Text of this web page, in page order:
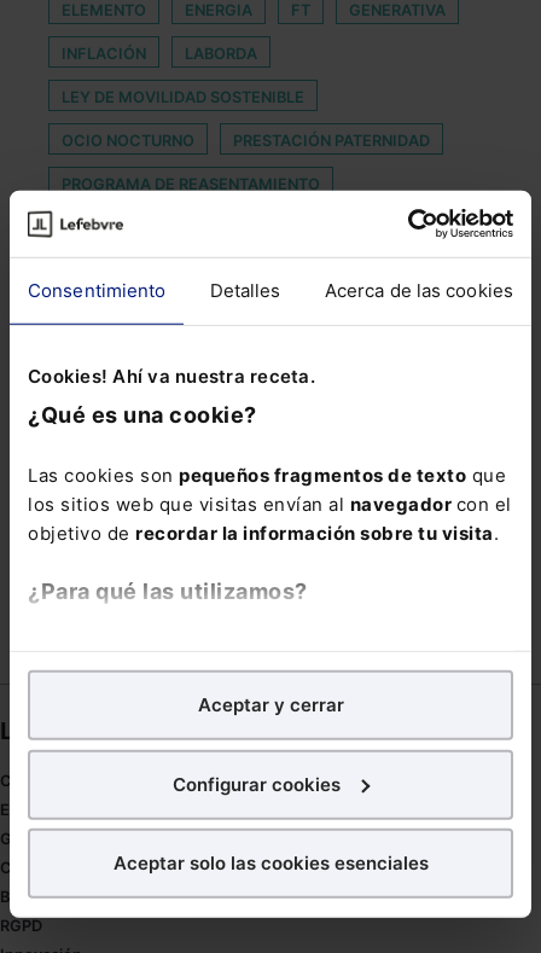
Consentimiento Detalles Acerca de las cookies
Cookies! Ahí va nuestra receta.
¿Qué es una cookie?
Las cookies son pequeños fragmentos de texto que
los sitios web que visitas envían al navegador con el
objetivo de recordar la información sobre tu visita.
¿Para qué las utilizamos?
analíticospara tratar demejorar tu experienciaen
nuestra página web. También con fines publicitarios,
para poder mostrarte publicidad y contenidos de tu
¿Qué puedes hacer?
en la web sea óptima
Puedes
Aceptar y cerrar
Configurar cookies
Aceptar solo las cookies esenciales
ELEMENTO ENERGIA FT GENERATIVA
INFLACIÓN LABORDA
LEY DE MOVILIDAD SOSTENIBLE
OCIO NOCTURNO PRESTACIÓN PATERNIDAD
PROGRAMA DE REASENTAMIENTO
PRUEBA INDICIARIA
ANTITRUST
SAN SEBASTIÁN SANTA CRUZ DE TENERIFE
TRABAJADOR POR CUENTA PROPA TRASPLANTES
VACACIONES PROFESIONALES JURÍDICOS
Links directos
Coronavirus
Estudio de salud abogacía
Gestión de despachos
Compliance
Buenas Prácticas Tributarias
RGPD